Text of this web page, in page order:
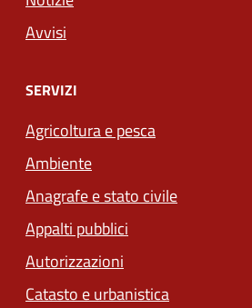
Avvisi
SERVIZI
Agricoltura e pesca
Ambiente
Anagrafe e stato civile
Appalti pubblici
Autorizzazioni
Catasto e urbanistica